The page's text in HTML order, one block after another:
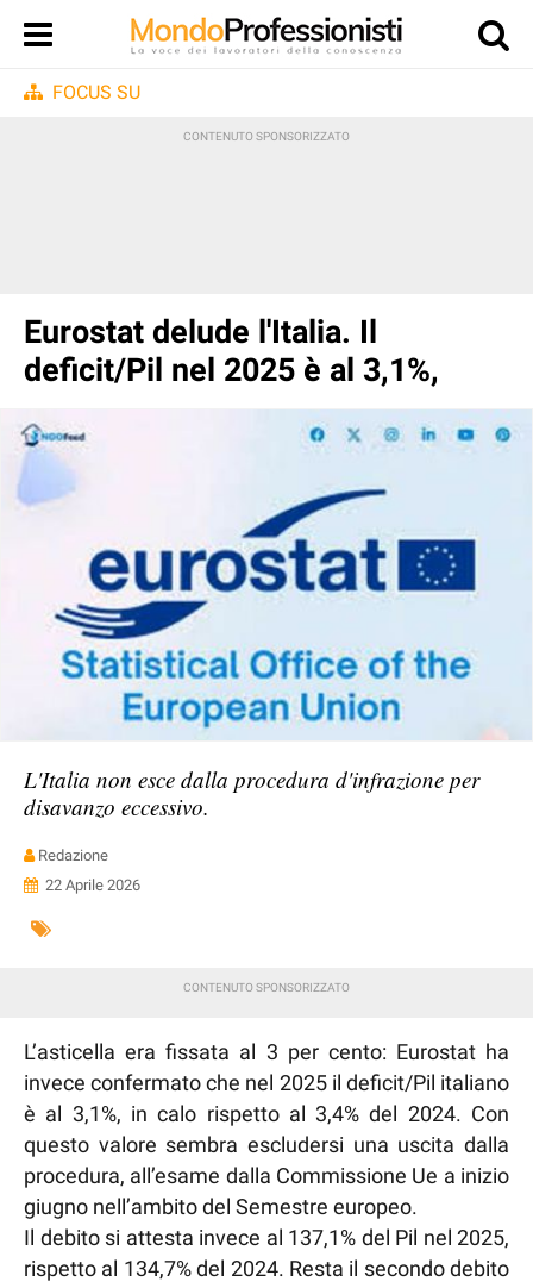
FOCUS SU
Eurostat delude l'Italia. Il
deficit/Pil nel 2025 è al 3,1%,
L'Italia non esce dalla procedura d'infrazione per
disavanzo eccessivo.
Redazione
22 Aprile 2026
L’asticella era fissata al 3 per cento: Eurostat ha
invece confermato che nel 2025 il deficit/Pil italiano
è al 3,1%, in calo rispetto al 3,4% del 2024. Con
questo valore sembra escludersi una uscita dalla
procedura, all’esame dalla Commissione Ue a inizio
giugno nell’ambito del Semestre europeo.
Il debito si attesta invece al 137,1% del Pil nel 2025,
rispetto al 134,7% del 2024. Resta il secondo debito